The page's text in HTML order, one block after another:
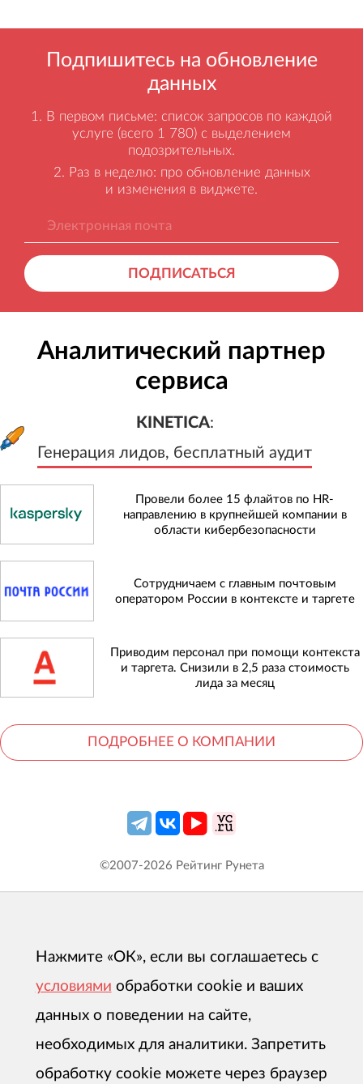
Подпишитесь на обновление
данных
В первом письме: список запросов по каждой
услуге (всего 1 780) с выделением
подозрительных.
Раз в неделю: про обновление данных
и изменения в виджете.
ПОДПИСАТЬСЯ
Аналитический партнер
сервиса
KINETICA:
Генерация лидов, бесплатный аудит
Генерация лидов, бесплатный
Провели более 15 флайтов по HR-
направлению в крупнейшей компании в
области кибербезопасности
Сотрудничаем с главным почтовым
оператором России в контексте и таргете
Приводим персонал при помощи контекста
и таргета. Снизили в 2,5 раза стоимость
лида за месяц
ПОДРОБНЕЕ О КОМПАНИИ
©2007-2026 Рейтинг Рунета
Нажмите «ОК», если вы соглашаетесь с
условиями обработки cookie и ваших
данных о поведении на сайте,
необходимых для аналитики. Запретить
обработку cookie можете через браузер